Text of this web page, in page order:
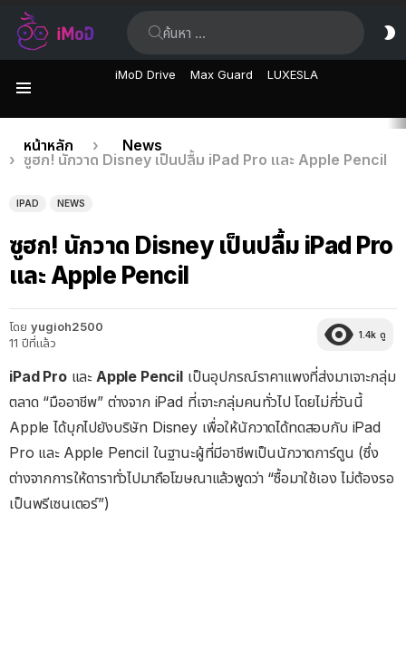
iMoD Drive Max Guard LUXESLA
เรื่อง
ล่าสุด
คุณอยู่ที่นี่:
หน้าหลัก
News
ซูฮก! นักวาด Disney เป็นปลื้ม iPad Pro และ Apple Pencil
IPAD NEWS
ซูฮก! นักวาด Disney เป็นปลื้ม iPad Pro
และ Apple Pencil
โดย yugioh2500
11 ปีที่แล้ว
1.4k ดู
iPad Proและ Apple Pencil เป็นอุปกรณ์ราคาแพงที่ส่งมาเจาะกลุ่ม
ตลาด “มืออาชีพ” ต่างจาก iPad ที่เจาะกลุ่มคนทั่วไป โดยไม่กี่วันนี้
Apple ได้บุกไปยังบริษัท Disney เพื่อให้นักวาดได้ทดสอบกับ iPad
Pro และ Apple Pencil ในฐานะผู้ที่มีอาชีพเป็นนักวาดการ์ตูน (ซึ่ง
ต่างจากการให้ดาราทั่วไปมาถือโฆษณาแล้วพูดว่า “ซื้อมาใช้เอง ไม่ต้องรอ
เป็นพรีเซนเตอร์”)